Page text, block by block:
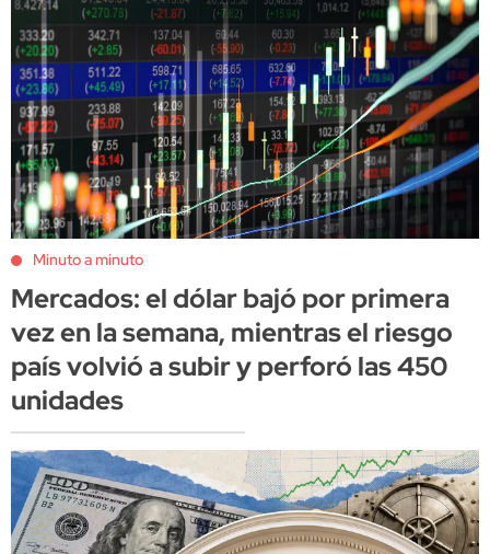
Minuto a minuto
Mercados: el dólar bajó por primera
vez en la semana, mientras el riesgo
país volvió a subir y perforó las 450
unidades